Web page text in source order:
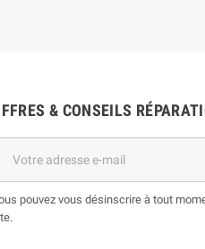
& CONSEILS
pouvez vous désinscrire à tout